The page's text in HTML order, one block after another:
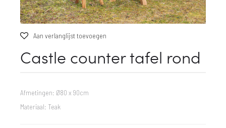
Aan verlanglijst toevoegen
Castle counter tafel rond
Afmetingen: Ø80 x 90cm
Materiaal: Teak